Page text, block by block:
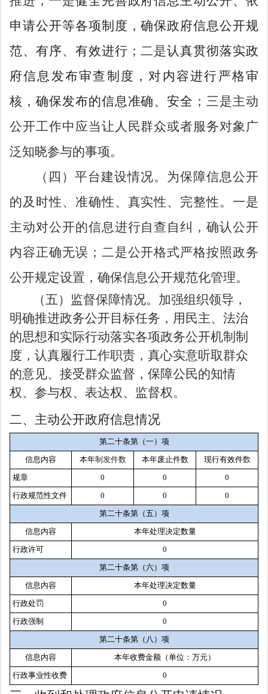
申请公开等各项制度，确保政府信息公开规
范、有序、有效进行 ；二是认真贯彻落实政
府信息发布审查制度，对内容进行严格审
核，确保发布的信息准确、安全 ；三是主动
公开工作中应当让人民群众或者服务对象广
泛知晓参与的事项。
（四）平台建设情况。 为保障信息公开
的及时性、准确性、真实性、完整性。一是
主动对公开的信息进行自查自纠，确认公开
内容正确无误；二是公开格式严格按照政务
公开规定设置，确保信息公开规范化管理。
（五）监督保障情况。 加强组织领导，
明确推进政务公开目标任务，用民主、法治
的思想和实际行动落实各项政务公开机制制
度，认真履行工作职责，真心实意听取群众
的意见、接受群众监督，保障公民的知情
权、参与权、表达权、监督权。
二、主动公开政府信息情况
第二十条第（一）项
信息内容
本年制发件数 本年废止件数 现行有效件数
规章
0 0
0
行政规范性文件
0 0
0
第二十条第（五）项
信息内容
本年处理决定数量
行政许可
0
第二十条第（六）项
信息内容
本年处理决定数量
行政处罚
0
行政强制
0
第二十条第（八）项
信息内容
本年收费金额（单位：万元）
行政事业性收费
0